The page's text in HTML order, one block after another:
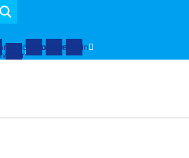
FacebookYoutubeLinkedin